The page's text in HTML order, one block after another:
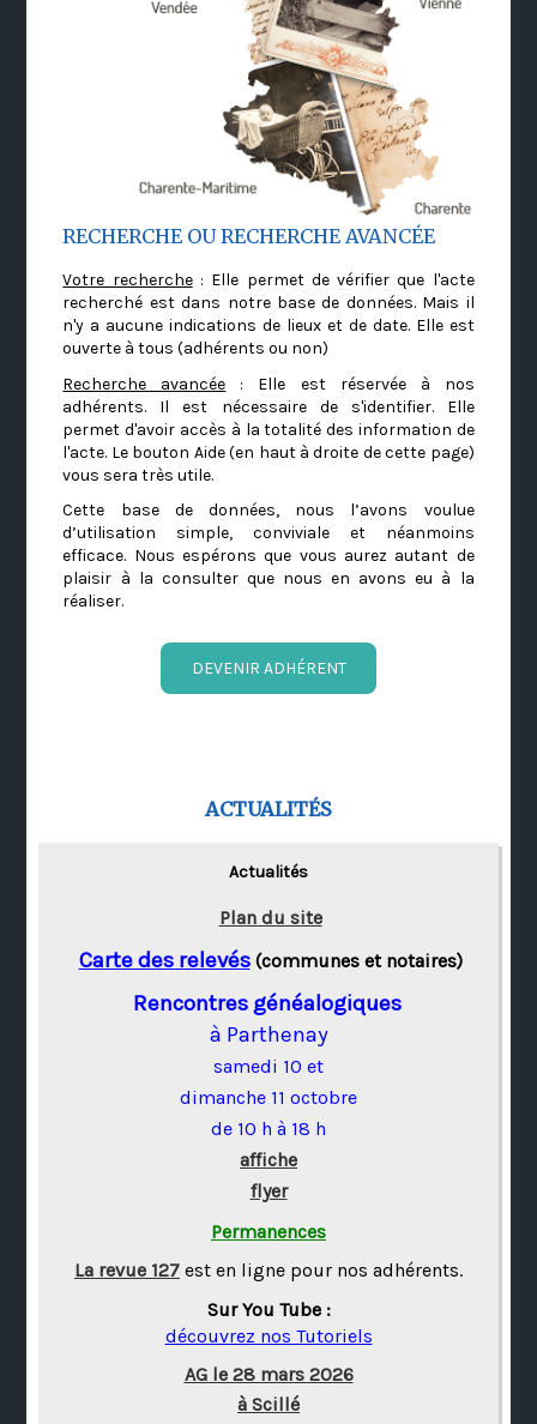
RECHERCHE OU RECHERCHE AVANCÉE
Votre recherche: Elle permet de vérifier que l'acte
recherché est dans notre base de données. Mais il
n'y a aucune indications de lieux et de date. Elle est
ouverte à tous (adhérents ou non)
Recherche avancée : Elle est réservée à nos
adhérents. Il est nécessaire de s'identifier. Elle
permet d'avoir accès à la totalité des information de
l'acte. Le bouton Aide (en haut à droite de cette page)
vous sera très utile.
Cette base de données, nous l’avons voulue
d’utilisation simple, conviviale et néanmoins
efficace. Nous espérons que vous aurez autant de
plaisir à la consulter que nous en avons eu à la
réaliser.
DEVENIR ADHÉRENT
ACTUALITÉS
Actualités
Plan du site
Carte des relevés(communes et notaires)
Rencontres généalogiques
à Parthenay
samedi 10 et
dimanche 11 octobre
de 10 h à 18 h
affiche
flyer
Permanences
La revue 127 est en ligne pour nos adhérents.
Sur You Tube :
découvrez nos Tutoriels
AG le 28 mars 2026
à Scillé